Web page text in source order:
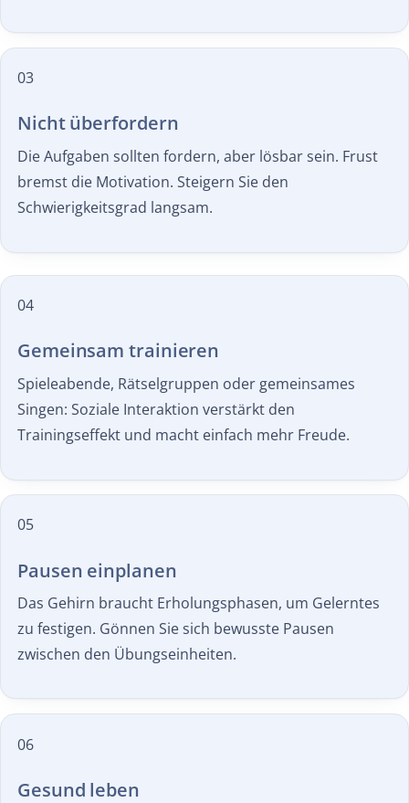
03
Nicht überfordern
Die Aufgaben sollten fordern, aber lösbar sein. Frust
bremst die Motivation. Steigern Sie den
Schwierigkeitsgrad langsam.
04
Gemeinsam trainieren
Spieleabende, Rätselgruppen oder gemeinsames
Singen: Soziale Interaktion verstärkt den
Trainingseffekt und macht einfach mehr Freude.
05
Pausen einplanen
Das Gehirn braucht Erholungsphasen, um Gelerntes
zu festigen. Gönnen Sie sich bewusste Pausen
zwischen den Übungseinheiten.
06
Gesund leben